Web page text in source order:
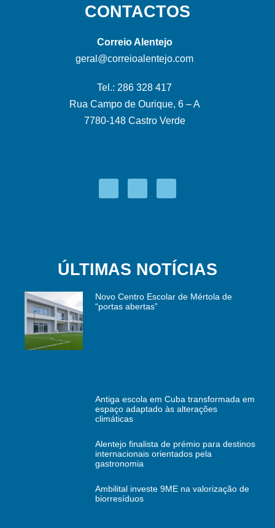
CONTACTOS
Correio Alentejo
geral@correioalentejo.com
Tel.: 286 328 417
Rua Campo de Ourique, 6 – A
7780-148 Castro Verde
ÚLTIMAS NOTÍCIAS
Novo Centro Escolar de Mértola de
“portas abertas”
Antiga escola em Cuba transformada em
espaço adaptado às alterações
climáticas
Alentejo finalista de prémio para destinos
internacionais orientados pela
gastronomia
Ambilital investe 9ME na valorização de
biorresíduos